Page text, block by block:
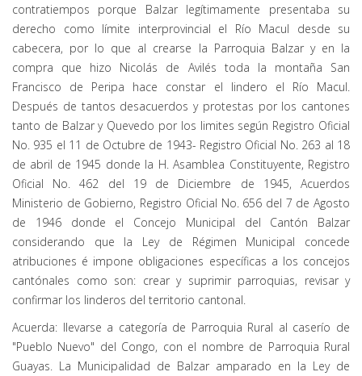
contratiempos porque Balzar legítimamente presentaba su
derecho como límite interprovincial el Río Macul desde su
cabecera, por lo que al crearse la Parroquia Balzar y en la
compra que hizo Nicolás de Avilés toda la montaña San
Francisco de Peripa hace constar el lindero el Río Macul.
Después de tantos desacuerdos y protestas por los cantones
tanto de Balzar y Quevedo por los limites según Registro Oficial
No. 935 el 11 de Octubre de 1943- Registro Oficial No. 263 al 18
de abril de 1945 donde la H. Asamblea Constituyente, Registro
Oficial No. 462 del 19 de Diciembre de 1945, Acuerdos
Ministerio de Gobierno, Registro Oficial No. 656 del 7 de Agosto
de 1946 donde el Concejo Municipal del Cantón Balzar
considerando que la Ley de Régimen Municipal concede
atribuciones é impone obligaciones específicas a los concejos
cantónales como son: crear y suprimir parroquias, revisar y
confirmar los linderos del territorio cantonal.
Acuerda: llevarse a categoría de Parroquia Rural al caserío de
"Pueblo Nuevo" del Congo, con el nombre de Parroquia Rural
Guayas. La Municipalidad de Balzar amparado en la Ley de